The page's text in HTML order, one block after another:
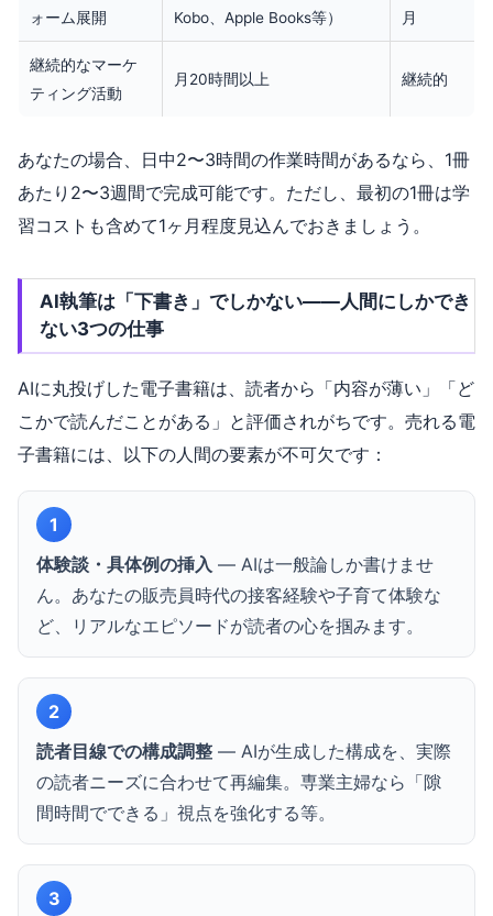
ォーム展開
Kobo、Apple Books等）
月
継続的なマーケ
ティング活動
月20時間以上 継続的
あなたの場合、日中2〜3時間の作業時間があるなら、1冊
あたり2〜3週間で完成可能です。ただし、最初の1冊は学
習コストも含めて1ヶ月程度見込んでおきましょう。
AI執筆は「下書き」でしかない——人間にしかでき
ない3つの仕事
AIに丸投げした電子書籍は、読者から「内容が薄い」「ど
こかで読んだことがある」と評価されがちです。売れる電
子書籍には、以下の人間の要素が不可欠です：
1
体験談・具体例の挿入 — AIは一般論しか書けませ
ん。あなたの販売員時代の接客経験や子育て体験な
ど、リアルなエピソードが読者の心を掴みます。
2
読者目線での構成調整 — AIが生成した構成を、実際
の読者ニーズに合わせて再編集。専業主婦なら「隙
間時間でできる」視点を強化する等。
3